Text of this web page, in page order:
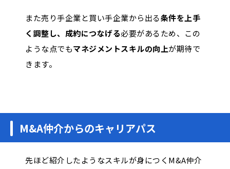
また売り手企業と買い手企業から出る条件を上手
く調整し、成約につなげる必要があるため、この
ような点でもマネジメントスキルの向上が期待で
きます。
M&A仲介からのキャリアパス
先ほど紹介したようなスキルが身につくM&A仲介